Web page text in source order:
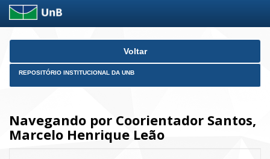
Skip
Voltar
REPOSITÓRIO INSTITUCIONAL DA UNB
Navegando por Coorientador Santos,
Marcelo Henrique Leão